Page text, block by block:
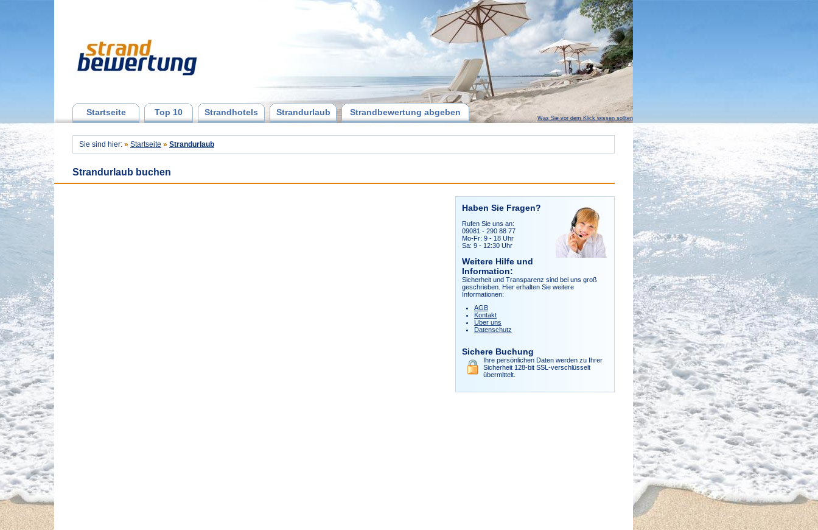
Startseite Top 10 Strandhotels Strandurlaub Strandbewertung abgeben
Was Sie vor dem Klick wissen sollten
Sie sind hier: » Startseite » Strandurlaub
Strandurlaub buchen
Haben Sie Fragen?
Rufen Sie uns an:
09081 - 290 88 77
Mo-Fr: 9 - 18 Uhr
Sa: 9 - 12:30 Uhr
Weitere Hilfe und
Information:
Sicherheit und Transparenz sind bei uns groß
geschrieben. Hier erhalten Sie weitere
Informationen:
AGB
Kontakt
Über uns
Datenschutz
Sichere Buchung
Ihre persönlichen Daten werden zu Ihrer
Sicherheit 128-bit SSL-verschlüsselt
übermittelt.